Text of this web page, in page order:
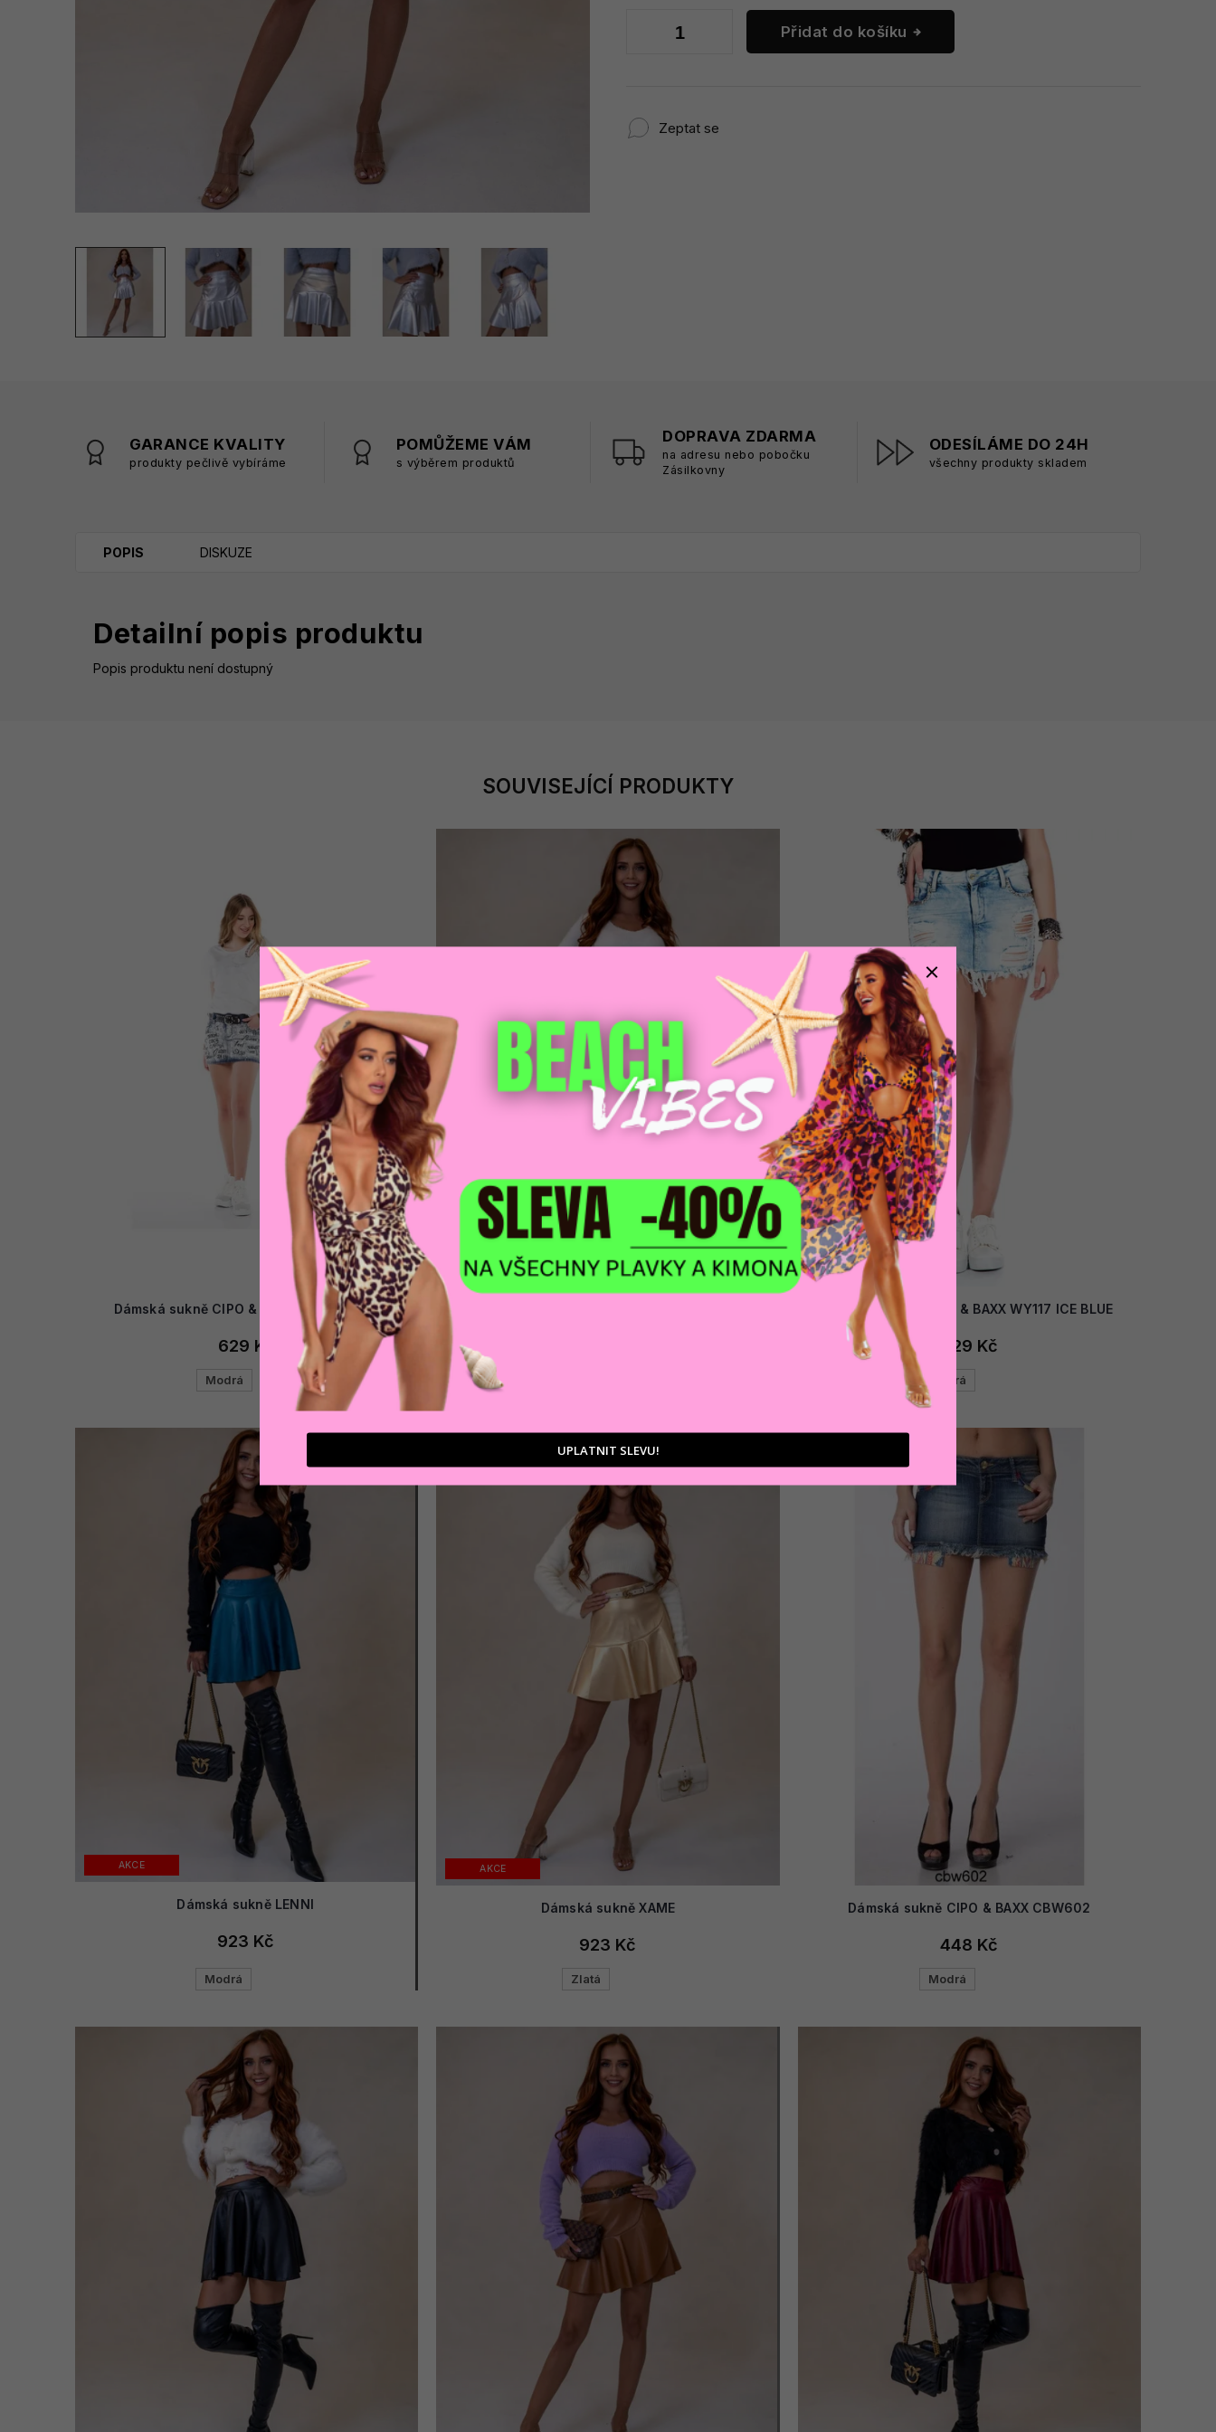
Přidat do košíku
Zeptat se
GARANCE KVALITY
produkty pečlivě vybíráme
POMŮŽEME VÁM
s výběrem produktů
DOPRAVA ZDARMA
na adresu nebo pobočku
Zásilkovny
ODESÍLÁME DO 24H
všechny produkty skladem
SOUVISEJÍCÍ PRODUKTY
Dámská sukně CIPO & BAXX WY124 BLUE
629 Kč
Modrá
AKCE
Dámská sukně CIPO & BAXX WY117 ICE BLUE
629 Kč
Modrá
AKCE
Dámská sukně LENNI
923 Kč
Modrá
AKCE
Dámská sukně XAME
923 Kč
Zlatá
Dámská sukně CIPO & BAXX CBW602
448 Kč
Modrá
POPIS DISKUZE
Detailní popis produktu
Popis produktu není dostupný
UPLATNIT SLEVU!